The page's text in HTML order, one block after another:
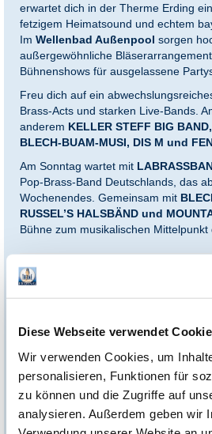
Diese Webseite verwendet
Wir verwenden Cookies, um
personalisieren, Funktionen für
zu können und die Zugriffe auf
analysieren. Außerdem geben wir
erwartet dich in der Therme Erding
fetzigem Heimatsound und echtem
Im Wellenbad Außenpool sorgen
außergewöhnliche
Bühnenshows für ausgelassene
Freu dich auf ein
Brass-Acts und starken Live-Bands.
anderem KELLER STEFF BIG
BLECH-BUAM-MUSI, DIS M und
Am Sonntag wartet mit
Pop-Brass-Band Deutschlands, das
Wochenendes. Gemeinsam mit
RUSSEL’S HALSBÄND und
Bühne zum musikalischen Mittelpunkt
*Einlösebedingungen:
Dieses Ticket ist ausschließlich gültig
Barauszahlung ist ausgeschlossen. Das
Rabattaktionen kombinierbar.
vorbehalten. Nach Ablauf des
Ticket seine Gültigkeit.
Es gelten zusätzlich die Allgemeinen
Therme Erding Service GmbH, einsehbar
https://www.therme-erding.de/agb/agb-